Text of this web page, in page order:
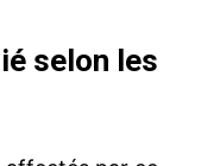
selon les